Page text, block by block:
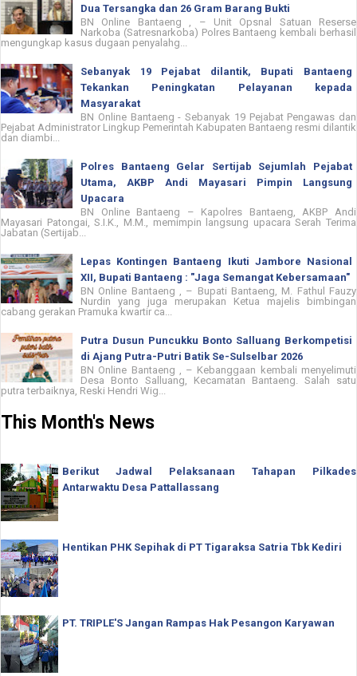
Dua Tersangka dan 26 Gram Barang Bukti
BN Online Bantaeng , – Unit Opsnal Satuan Reserse
Narkoba (Satresnarkoba) Polres Bantaeng kembali berhasil
mengungkap kasus dugaan penyalahg...
Sebanyak 19 Pejabat dilantik, Bupati Bantaeng
Tekankan Peningkatan Pelayanan kepada
Masyarakat
BN Online Bantaeng - Sebanyak 19 Pejabat Pengawas dan
Pejabat Administrator Lingkup Pemerintah Kabupaten Bantaeng resmi dilantik
dan diambi...
Polres Bantaeng Gelar Sertijab Sejumlah Pejabat
Utama, AKBP Andi Mayasari Pimpin Langsung
Upacara
BN Online Bantaeng – Kapolres Bantaeng, AKBP Andi
Mayasari Patongai, S.I.K., M.M., memimpin langsung upacara Serah Terima
Jabatan (Sertijab...
Lepas Kontingen Bantaeng Ikuti Jambore Nasional
XII, Bupati Bantaeng : "Jaga Semangat Kebersamaan"
BN Online Bantaeng , – Bupati Bantaeng, M. Fathul Fauzy
Nurdin yang juga merupakan Ketua majelis bimbingan
cabang gerakan Pramuka kwartir ca...
Putra Dusun Puncukku Bonto Salluang Berkompetisi
di Ajang Putra-Putri Batik Se-Sulselbar 2026
BN Online Bantaeng , – Kebanggaan kembali menyelimuti
Desa Bonto Salluang, Kecamatan Bantaeng. Salah satu
putra terbaiknya, Reski Hendri Wig...
This Month's News
Berikut Jadwal Pelaksanaan Tahapan Pilkades
Antarwaktu Desa Pattallassang
Hentikan PHK Sepihak di PT Tigaraksa Satria Tbk Kediri
PT. TRIPLE'S Jangan Rampas Hak Pesangon Karyawan